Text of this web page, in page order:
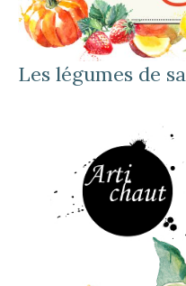
Les légumes de